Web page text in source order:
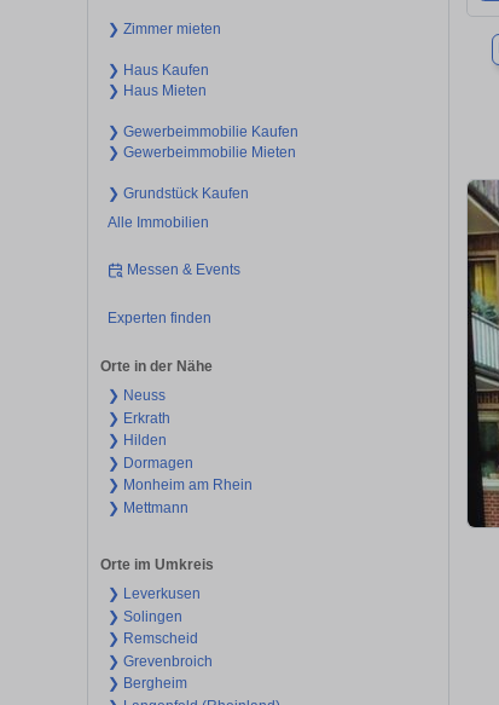
❯ Zimmer mieten
❯ Haus Kaufen
❯ Haus Mieten
❯ Gewerbeimmobilie Kaufen
❯ Gewerbeimmobilie Mieten
❯ Grundstück Kaufen
Alle Immobilien
Messen & Events
Experten finden
Orte in der Nähe
❯ Neuss
❯ Erkrath
❯ Hilden
❯ Dormagen
❯ Monheim am Rhein
❯ Mettmann
Orte im Umkreis
❯ Leverkusen
❯ Solingen
❯ Remscheid
❯ Grevenbroich
❯ Bergheim